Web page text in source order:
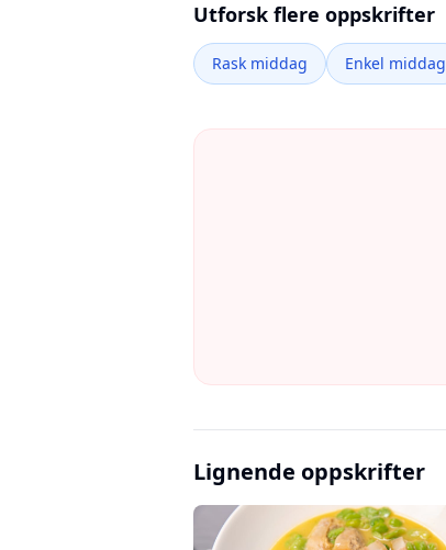
Utforsk flere oppskrifter
Rask middag Enkel middag
Lignende oppskrifter